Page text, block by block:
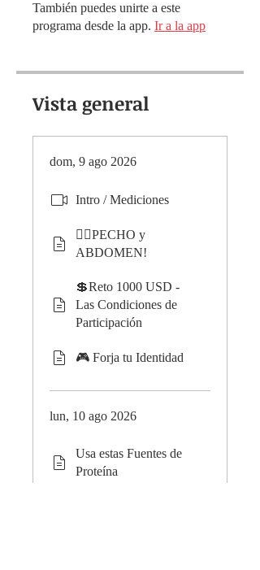
También puedes unirte a este
programa desde la app. Ir a la app
Vista general
dom, 9 ago 2026
Intro / Mediciones
🏃‍♀️PECHO y
ABDOMEN!
💲Reto 1000 USD -
Las Condiciones de
Participación
🎮 Forja tu Identidad
lun, 10 ago 2026
Usa estas Fuentes de
Proteína